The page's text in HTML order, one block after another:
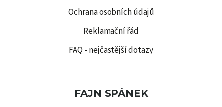
Ochrana osobních údajů
Reklamační řád
FAQ - nejčastější dotazy
FAJN SPÁNEK